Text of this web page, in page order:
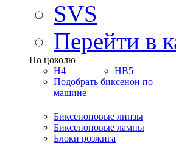
SVS
Перейти в
По цоколю
H4
HB5
Подобрать биксенон по
машине
Биксеноновые линзы
Биксеноновые лампы
Блоки розжига